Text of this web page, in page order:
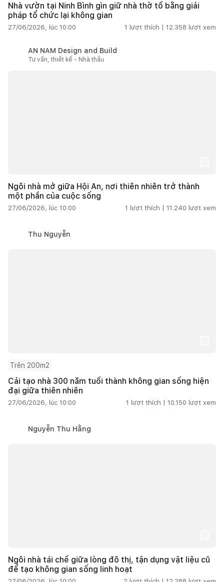
Nhà vườn tại Ninh Bình gìn giữ nhà thờ tổ bằng giải
pháp tổ chức lại không gian
27/06/2026, lúc 10:00 1 lượt thích | 12.358 lượt xem
AN NAM Design and Build
Tư vấn, thiết kế - Nhà thầu
Ngôi nhà mở giữa Hội An, nơi thiên nhiên trở thành
một phần của cuộc sống
27/06/2026, lúc 10:00 1 lượt thích | 11.240 lượt xem
Thu Nguyễn
Trên 200m2
Cải tạo nhà 300 năm tuổi thành không gian sống hiện
đại giữa thiên nhiên
27/06/2026, lúc 10:00 1 lượt thích | 10.150 lượt xem
Nguyễn Thu Hằng
Ngôi nhà tái chế giữa lòng đô thị, tận dụng vật liệu cũ
để tạo không gian sống linh hoạt